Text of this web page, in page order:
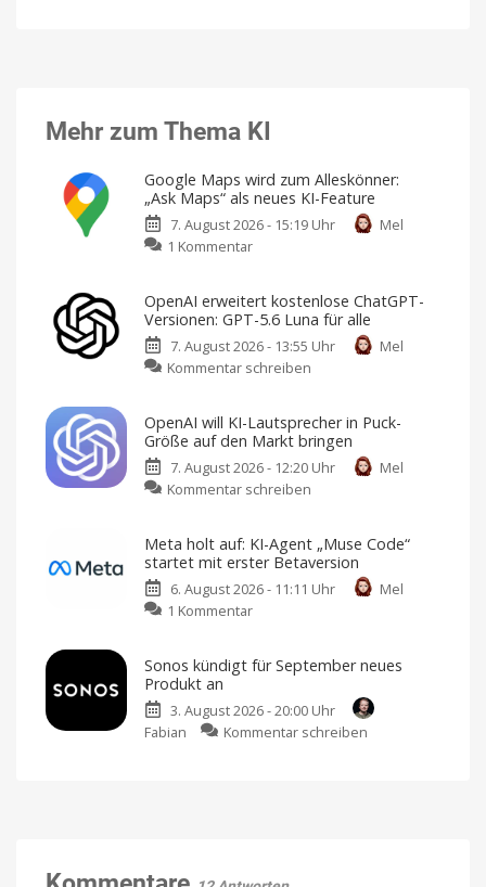
Mehr zum Thema KI
Google Maps wird zum Alleskönner:
„Ask Maps“ als neues KI-Feature
7. August 2026 - 15:19 Uhr
Mel
1 Kommentar
wird
zum
Alleskönner:
„Ask
neues
KI-
Feature
Reiseplanung
und
mehr
OpenAI erweitert kostenlose ChatGPT-
Versionen: GPT-5.6 Luna für alle
7. August 2026 - 13:55 Uhr
Mel
Kommentar schreiben
kostenlose
ChatGPT-
Versionen:
für
alle
OpenAI will KI-Lautsprecher in Puck-
Größe auf den Markt bringen
7. August 2026 - 12:20 Uhr
Mel
Kommentar schreiben
KI-
Lautsprecher
in
den
bringen
Design
Meta holt auf: KI-Agent „Muse Code“
startet mit erster Betaversion
6. August 2026 - 11:11 Uhr
Mel
1 Kommentar
auf:
Agent
„Muse
und
Sonos kündigt für September neues
Produkt an
3. August 2026 - 20:00 Uhr
Fabian
Kommentar schreiben